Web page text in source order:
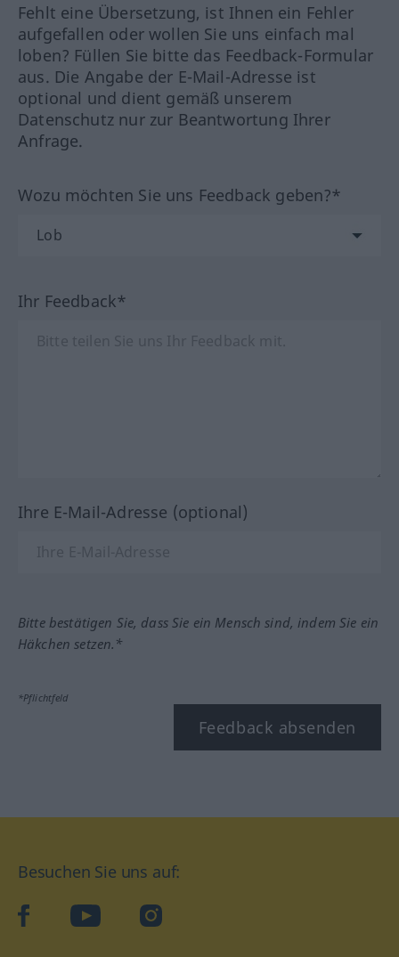
Fehlt eine Übersetzung, ist Ihnen ein Fehler
aufgefallen oder wollen Sie uns einfach mal
loben? Füllen Sie bitte das Feedback-Formular
aus. Die Angabe der E-Mail-Adresse ist
optional und dient gemäß unserem
Datenschutz nur zur Beantwortung Ihrer
Anfrage.
Wozu möchten Sie uns Feedback geben?*
Ihr Feedback*
Ihre E-Mail-Adresse (optional)
Bitte bestätigen Sie, dass Sie ein Mensch sind, indem Sie ein
Häkchen setzen.*
*Pflichtfeld
Feedback absenden
Besuchen Sie uns auf:
facebookYouTube Instagram